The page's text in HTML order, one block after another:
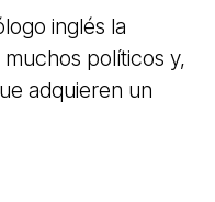
inglés la
políticos y,
adquieren un